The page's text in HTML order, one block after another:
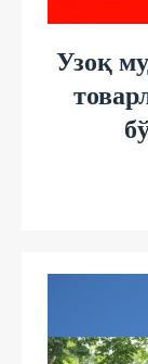
Узоқ